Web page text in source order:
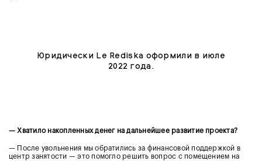
Юридически Le Rediska оформили в июле
2022 года.
— Хватило накопленных денег на дальнейшее развитие проекта?
— После увольнения мы обратились за финансовой поддержкой в
центр занятости — это помогло решить вопрос с помещением на